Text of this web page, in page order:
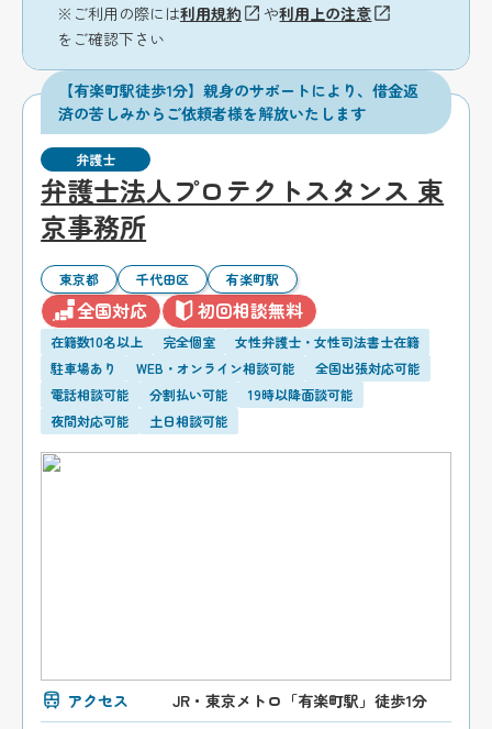
※ご利用の際には利用規約 や利用上の注意
をご確認下さい
【有楽町駅徒歩1分】親身のサポートにより、借金返
済の苦しみからご依頼者様を解放いたします
弁護士
弁護士法人プロテクトスタンス 東
京事務所
東京都 千代田区 有楽町駅
全国対応 初回相談無料
在籍数10名以上 完全個室
女性弁護士・女性司法書士在籍
駐車場あり
WEB・オンライン相談可能
全国出張対応可能
電話相談可能
分割払い可能
19時以降面談可能
夜間対応可能
土日相談可能
アクセス JR・東京メトロ「有楽町駅」徒歩1分